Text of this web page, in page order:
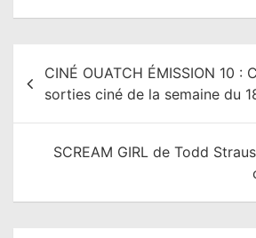
CINÉ OUATCH ÉMISSION 10 :
sorties ciné de la semaine du
SCREAM GIRL de Todd